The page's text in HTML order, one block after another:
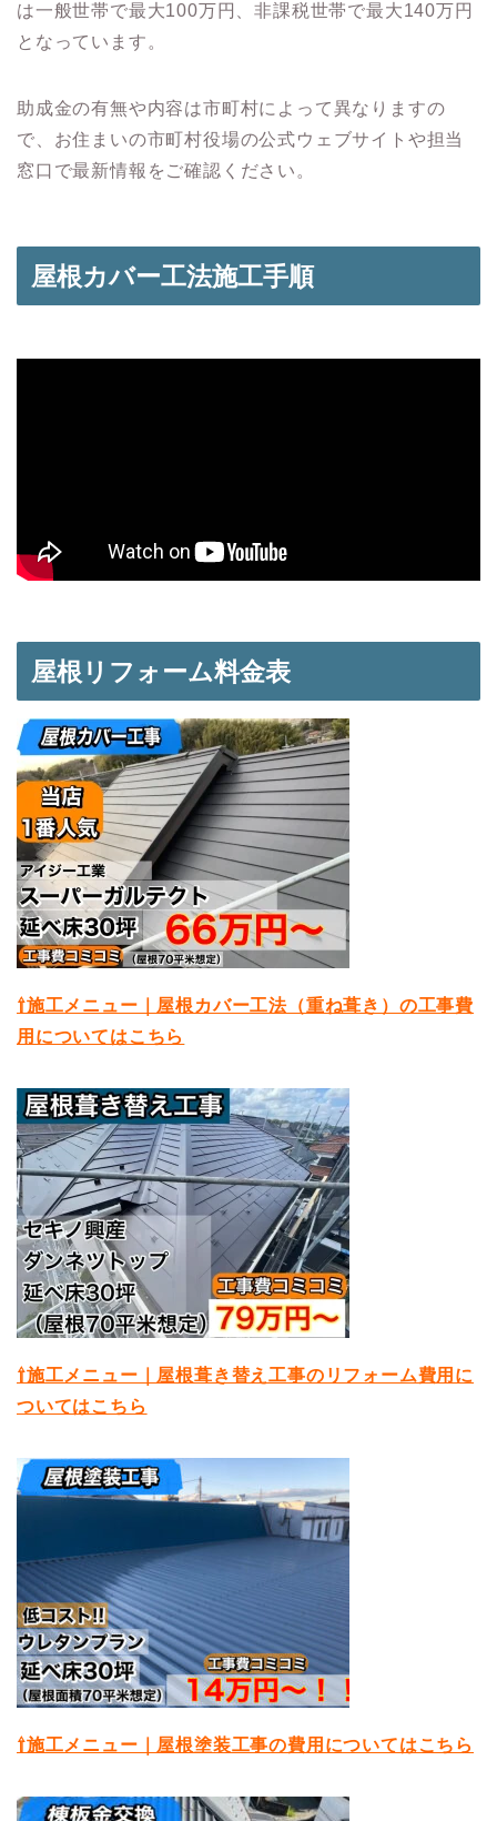
は一般世帯で最大100万円、非課税世帯で最大140万円
となっています。
助成金の有無や内容は市町村によって異なりますの
で、お住まいの市町村役場の公式ウェブサイトや担当
窓口で最新情報をご確認ください。
屋根カバー工法施工手順
屋根リフォーム料金表
⇧施工メニュー｜屋根カバー工法（重ね葺き）の工事費
用についてはこちら
⇧施工メニュー｜屋根葺き替え工事のリフォーム費用に
ついてはこちら
⇧施工メニュー｜屋根塗装工事の費用についてはこちら